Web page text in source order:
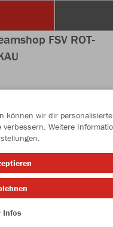
FSV ROT-
können wir dir personalisierte
Weitere
Infos